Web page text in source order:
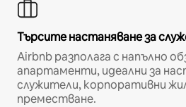
Търсите настаняване за
Airbnb разполага с напълно
апартаменти, идеални за
служители, корпоративни
преместване.